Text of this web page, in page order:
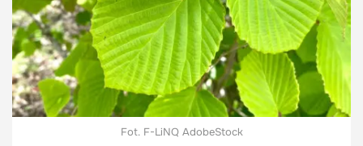
Fot. F-LiNQ AdobeStock